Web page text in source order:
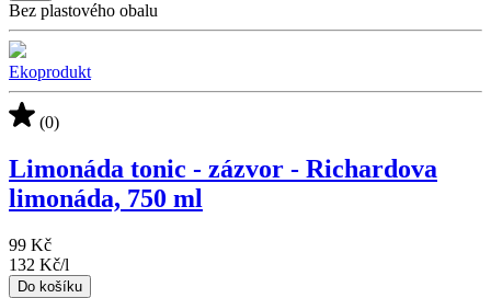
Bez plastového obalu
Ekoprodukt
(0)
Limonáda tonic - zázvor - Richardova
limonáda, 750 ml
99 Kč
132 Kč/l
Do košíku